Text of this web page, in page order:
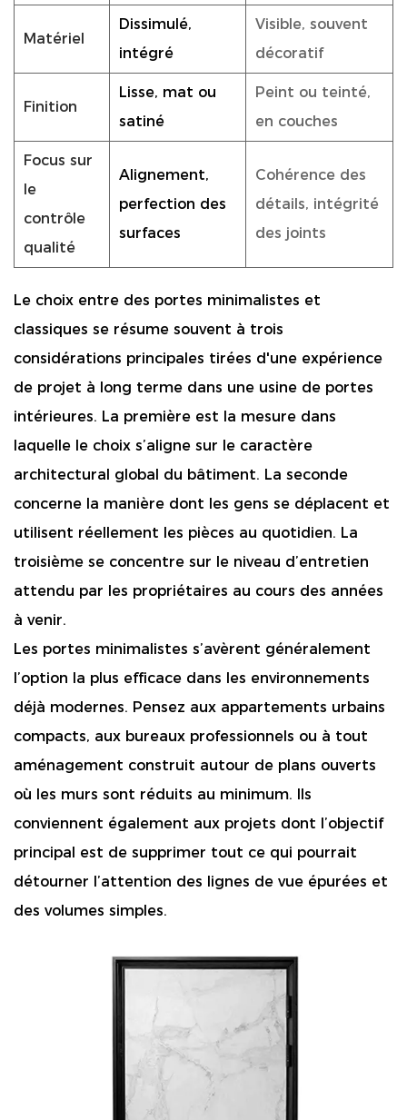
Matériel
Dissimulé,
intégré
Visible, souvent
décoratif
Finition
Lisse, mat ou
satiné
Peint ou teinté,
en couches
Focus sur
le
contrôle
qualité
Alignement,
perfection des
surfaces
Cohérence des
détails, intégrité
des joints
Le choix entre des portes minimalistes et
classiques se résume souvent à trois
considérations principales tirées d'une expérience
de projet à long terme dans une usine de portes
intérieures. La première est la mesure dans
laquelle le choix s’aligne sur le caractère
architectural global du bâtiment. La seconde
concerne la manière dont les gens se déplacent et
utilisent réellement les pièces au quotidien. La
troisième se concentre sur le niveau d’entretien
attendu par les propriétaires au cours des années
à venir.
Les portes minimalistes s’avèrent généralement
l’option la plus efficace dans les environnements
déjà modernes. Pensez aux appartements urbains
compacts, aux bureaux professionnels ou à tout
aménagement construit autour de plans ouverts
où les murs sont réduits au minimum. Ils
conviennent également aux projets dont l’objectif
principal est de supprimer tout ce qui pourrait
détourner l’attention des lignes de vue épurées et
des volumes simples.